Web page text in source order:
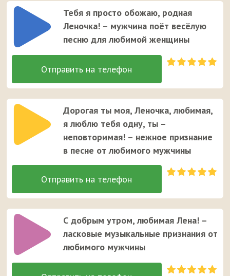
Тебя я просто обожаю, родная
Леночка! – мужчина поёт весёлую
песню для любимой женщины
Дорогая ты моя, Леночка, любимая,
я люблю тебя одну, ты –
неповторимая! – нежное признание
в песне от любимого мужчины
С добрым утром, любимая Лена! –
ласковые музыкальные признания от
любимого мужчины